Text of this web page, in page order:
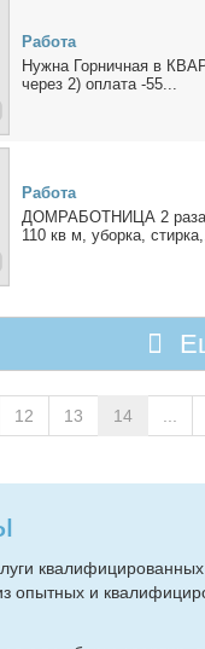
Ра­бо­та
Нуж­на Гор­нич­ная в
через 2) опла­та -55...
Ра­бо­та
ДОМРАБОТНИЦА 2 ра­за
110 кв м, убор­ка,
12 13 14
опыт­ных и